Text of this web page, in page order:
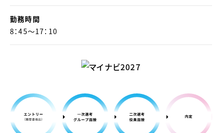
勤務時間
8：45～17：10